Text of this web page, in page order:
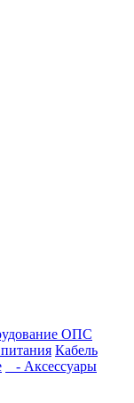
ОПС
Кабель
- Аксессуары